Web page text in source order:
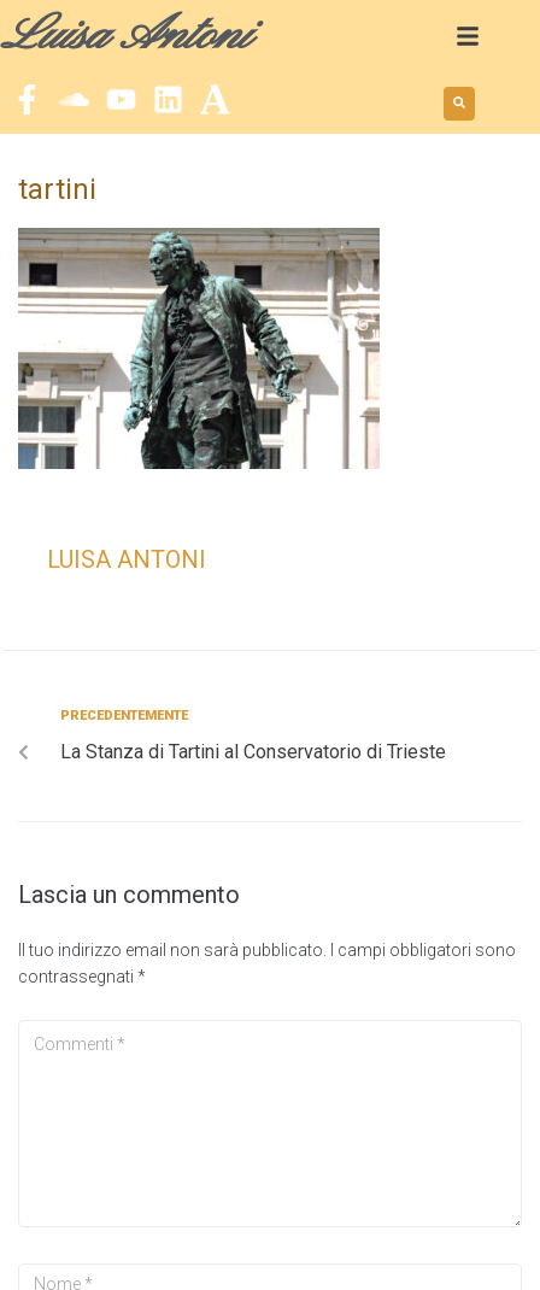
Luisa Antoni
tartini
LUISA ANTONI
PRECEDENTEMENTE
La Stanza di Tartini al Conservatorio di Trieste
Lascia un commento
Il tuo indirizzo email non sarà pubblicato.
I campi obbligatori sono
contrassegnati *